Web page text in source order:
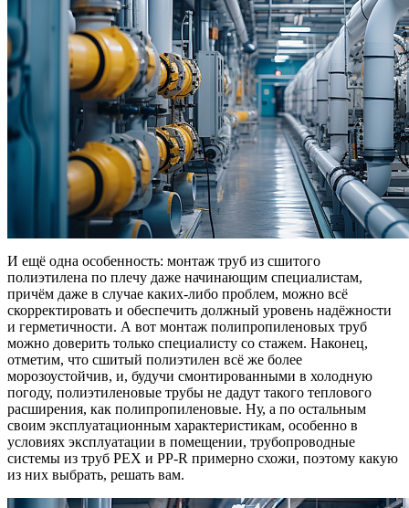
И ещё одна особенность: монтаж труб из сшитого
полиэтилена по плечу даже начинающим специалистам,
причём даже в случае каких-либо проблем, можно всё
скорректировать и обеспечить должный уровень надёжности
и герметичности. А вот монтаж полипропиленовых труб
можно доверить только специалисту со стажем. Наконец,
отметим, что сшитый полиэтилен всё же более
морозоустойчив, и, будучи смонтированными в холодную
погоду, полиэтиленовые трубы не дадут такого теплового
расширения, как полипропиленовые. Ну, а по остальным
своим эксплуатационным характеристикам, особенно в
условиях эксплуатации в помещении, трубопроводные
системы из труб PEX и PP-R примерно схожи, поэтому какую
из них выбрать, решать вам.